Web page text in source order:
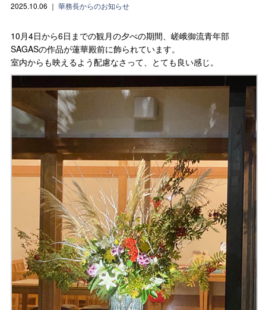
2025.10.06 ｜ 華務長からのお知らせ
10月4日から6日までの観月の夕べの期間、嵯峨御流青年部
SAGASの作品が蓮華殿前に飾られています。
室内からも映えるよう配慮なさって、とても良い感じ。